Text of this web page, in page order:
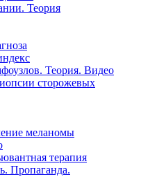
Теория
Теория. Видео
сторожевых
меланомы
терапия
Пропаганда.